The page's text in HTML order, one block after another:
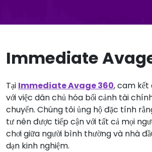
Immediate
Tại Immediate Avage 360, cam kết
với việc dân chủ hóa bối cảnh tài
chuyển. Chúng tôi ủng hộ đặc tính
tư nên được tiếp cận với tất cả mọi
chơi giữa người bình thường và nhà
dạn kinh nghiệm.